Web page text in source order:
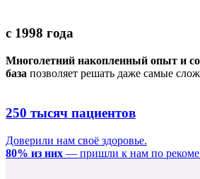
с 1998 года
Многолетний накопленный опыт и
база позволяет решать даже самые
250 тысяч пациентов
Доверили нам своё здоровье.
80% из них — пришли к нам по